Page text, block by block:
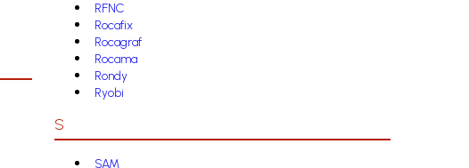
RFNC
Rocafix
Rocagraf
Rocama
Rondy
Ryobi
S
SAM